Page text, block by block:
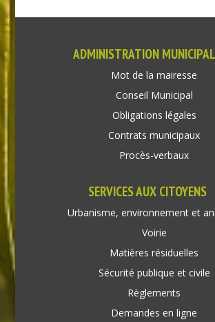
ADMINISTRATION
Mot de la mairesse
Conseil Municipal
Obligations légales
Contrats municipaux
Procès-verbaux
SERVICES AUX CITOYENS
Urbanisme, environnement et
Voirie
Matières résiduelles
Sécurité publique et civile
Règlements
Demandes en ligne